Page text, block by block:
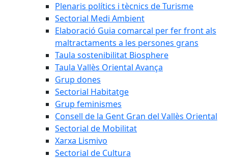
Plenaris polítics i tècnics de Turisme
Sectorial Medi Ambient
Elaboració Guia comarcal per fer front als
maltractaments a les persones grans
Taula sostenibilitat Biosphere
Taula Vallès Oriental Avança
Grup dones
Sectorial Habitatge
Grup feminismes
Consell de la Gent Gran del Vallès Oriental
Sectorial de Mobilitat
Xarxa Lismivo
Sectorial de Cultura